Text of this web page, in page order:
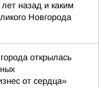
назад и каким
Новгорода
открылась
от сердца»